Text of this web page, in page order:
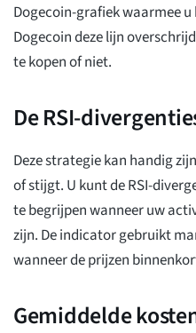
Dogecoin-grafiek waarmee
Dogecoin deze lijn
te kopen of niet.
De RSI-
Deze strategie kan handig
of stijgt. U kunt de RSI-
te begrijpen wanneer uw
zijn. De indicator gebruikt
wanneer de prijzen
Gemiddelde